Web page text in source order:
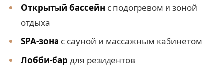
Открытый бассейн с подогревом и зоной
отдыха
SPA-зона с сауной и массажным кабинетом
Лобби-бар для резидентов